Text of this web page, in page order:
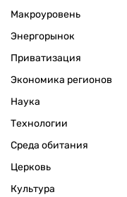
Макроуровень
Энергорынок
Приватизация
Экономика регионов
Наука
Технологии
Среда обитания
Церковь
Культура